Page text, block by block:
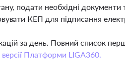
подати необхідні
КЕП для підписання
за день. Повний список
версії Платформи LIGA360.